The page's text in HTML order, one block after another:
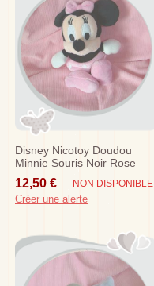
Disney Nicotoy Doudou
Minnie Souris Noir Rose
Sos
12,50 € NON DISPONIBLE
Créer une alerte